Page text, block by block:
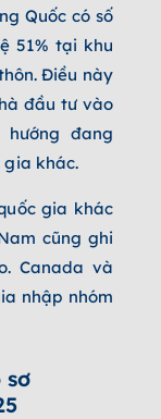
Quốc có số
51% tại khu
Điều này
đầu tư vào
đang
khác.
gia khác
cũng ghi
Canada và
nhập nhóm
sơ